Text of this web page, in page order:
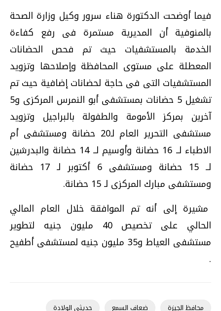
فيما أوضحت الدكتورة هناء سرور وكيل وزارة الصحة
بالمنوفية أن المديرية مستمرة فى رفع كفاءة
الخدمة بالمستشفيات حيث تم فحص الحضانات
المعطلة على مستوى المحافظة وإصلاحها وتزويد
المستشفيات التى فى حاجة لحضانات إضافية حيث تم
تشغيل 5 حضانات بمستشفى أبو النمرس المركزى و5
آخرين بمركز الأمومة والطفولة بالبراجيل وتزويد
مستشفى التحرير العام لـ20 حضانة ومستشفى أم
الاطباء لــ 16 حضانة وأوسيم لــ 14 حضانة والبدرشين
لــ 15 حضانة ومستشفى 6 أكتوبر لـ 17 حضانة
ومستشفى مبارك المركزى لـ 15 حضانة.
مشيرة إلى أنه تم الموافقة خلال العام المالي
الحالي على تخصيص 40 مليون جنيه لتطوير
مستشفى العياط و35 مليون جنيه لمستشفى أطفيح
.
محافظ الجيزة ضعاف السمع حديثي الولادة